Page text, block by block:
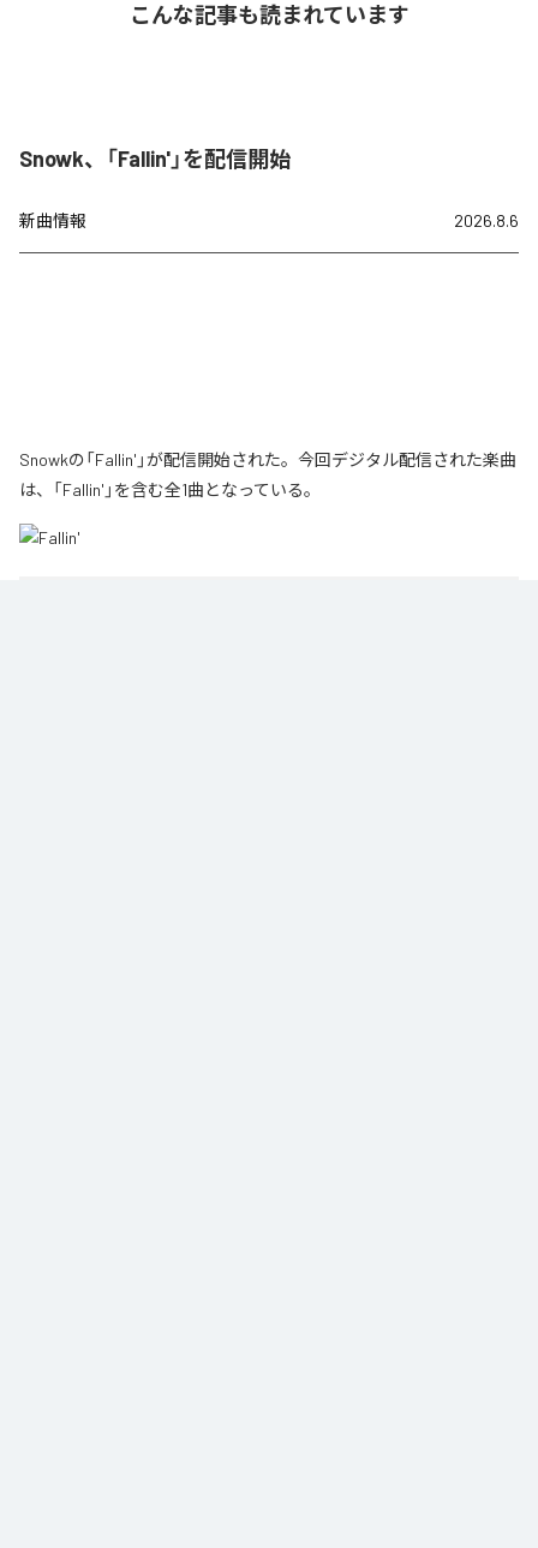
こんな記事も読まれています
Snowk、「Fallin'」を配信開始
新曲情報 2026.8.6
Snowkの「Fallin'」が配信開始された。今回デジタル配信された楽曲
は、「Fallin'」を含む全1曲となっている。